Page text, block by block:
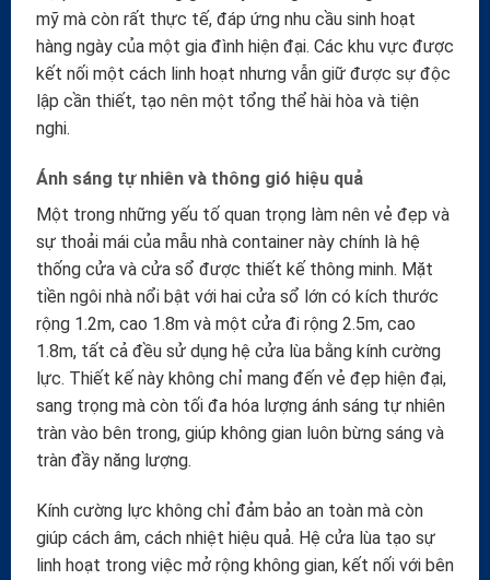
mỹ mà còn rất thực tế, đáp ứng nhu cầu sinh hoạt
hàng ngày của một gia đình hiện đại. Các khu vực được
kết nối một cách linh hoạt nhưng vẫn giữ được sự độc
lập cần thiết, tạo nên một tổng thể hài hòa và tiện
nghi.
Ánh sáng tự nhiên và thông gió hiệu quả
Một trong những yếu tố quan trọng làm nên vẻ đẹp và
sự thoải mái của mẫu nhà container này chính là hệ
thống cửa và cửa sổ được thiết kế thông minh. Mặt
tiền ngôi nhà nổi bật với hai cửa sổ lớn có kích thước
rộng 1.2m, cao 1.8m và một cửa đi rộng 2.5m, cao
1.8m, tất cả đều sử dụng hệ cửa lùa bằng kính cường
lực. Thiết kế này không chỉ mang đến vẻ đẹp hiện đại,
sang trọng mà còn tối đa hóa lượng ánh sáng tự nhiên
tràn vào bên trong, giúp không gian luôn bừng sáng và
tràn đầy năng lượng.
Kính cường lực không chỉ đảm bảo an toàn mà còn
giúp cách âm, cách nhiệt hiệu quả. Hệ cửa lùa tạo sự
linh hoạt trong việc mở rộng không gian, kết nối với bên